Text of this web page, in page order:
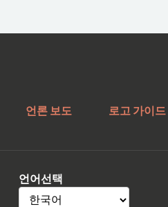
언론 보도 로고 가이드
언어선택